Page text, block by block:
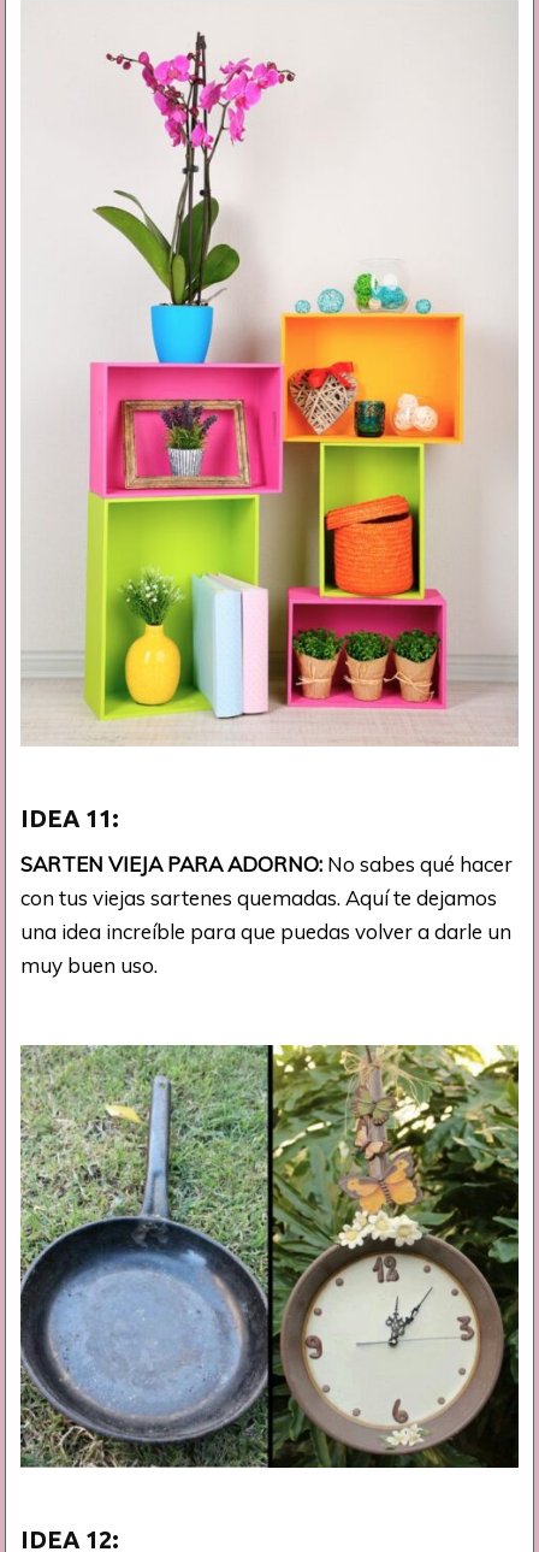
IDEA 11:
SARTEN VIEJA PARA ADORNO: No sabes qué hacer
con tus viejas sartenes quemadas. Aquí te dejamos
una idea increíble para que puedas volver a darle un
muy buen uso.
IDEA 12: